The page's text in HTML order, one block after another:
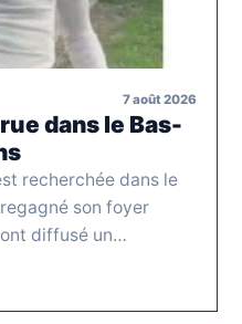
7 août 2026
dans le Bas-
recherchée dans le
son foyer
diffusé un…